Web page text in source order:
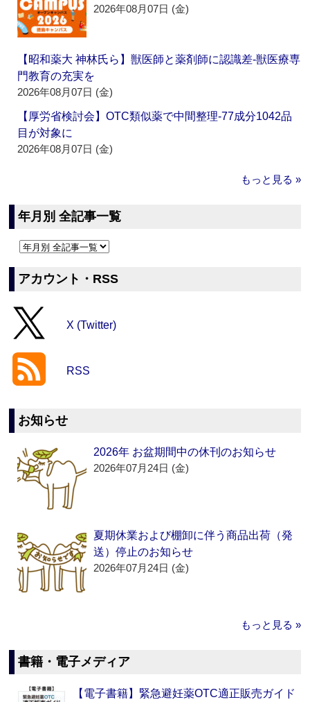
2026年08月07日 (金)
【昭和薬大 神林氏ら】獣医師と薬剤師に認識差‐獣医療専
門教育の充実を
2026年08月07日 (金)
【厚労省検討会】OTC類似薬で中間整理‐77成分1042品
目が対象に
2026年08月07日 (金)
もっと見る »
年月別 全記事一覧
アカウント・RSS
X (Twitter)
RSS
お知らせ
2026年 お盆期間中の休刊のお知らせ
2026年07月24日 (金)
夏期休業および棚卸に伴う商品出荷（発
送）停止のお知らせ
2026年07月24日 (金)
もっと見る »
書籍・電子メディア
【電子書籍】緊急避妊薬OTC適正販売ガイド